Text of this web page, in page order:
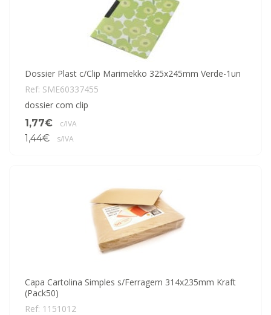
Dossier Plast c/Clip Marimekko 325x245mm Verde-1un
Ref: SME60337455
dossier com clip
1,77€
c/IVA
1,44€ s/IVA
Capa Cartolina Simples s/Ferragem 314x235mm Kraft
(Pack50)
Ref: 1151012